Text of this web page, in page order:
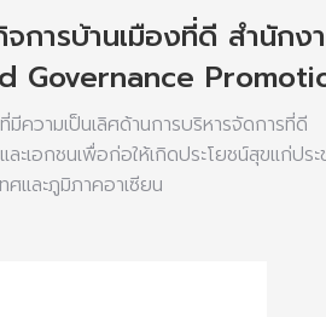
การบ้านเมืองที่ดี สำนักง
Governance
ความเป็นเลิศด้านการบริหารจัดการที่ดี
ะเอกชนเพื่อก่อให้เกิดประโยชน์สุขแก่ประ
ทศและภูมิภาคอาเซียน